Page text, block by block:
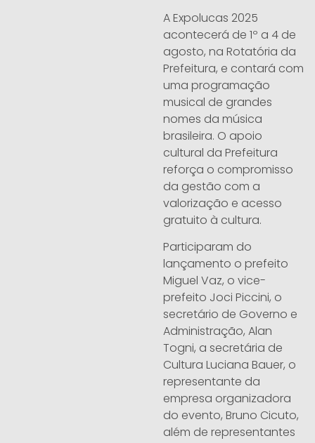
A Expolucas 2025
acontecerá de 1º a 4 de
agosto, na Rotatória da
Prefeitura, e contará com
uma programação
musical de grandes
nomes da música
brasileira. O apoio
cultural da Prefeitura
reforça o compromisso
da gestão com a
valorização e acesso
gratuito à cultura.
Participaram do
lançamento o prefeito
Miguel Vaz, o vice-
prefeito Joci Piccini, o
secretário de Governo e
Administração, Alan
Togni, a secretária de
Cultura Luciana Bauer, o
representante da
empresa organizadora
do evento, Bruno Cicuto,
além de representantes